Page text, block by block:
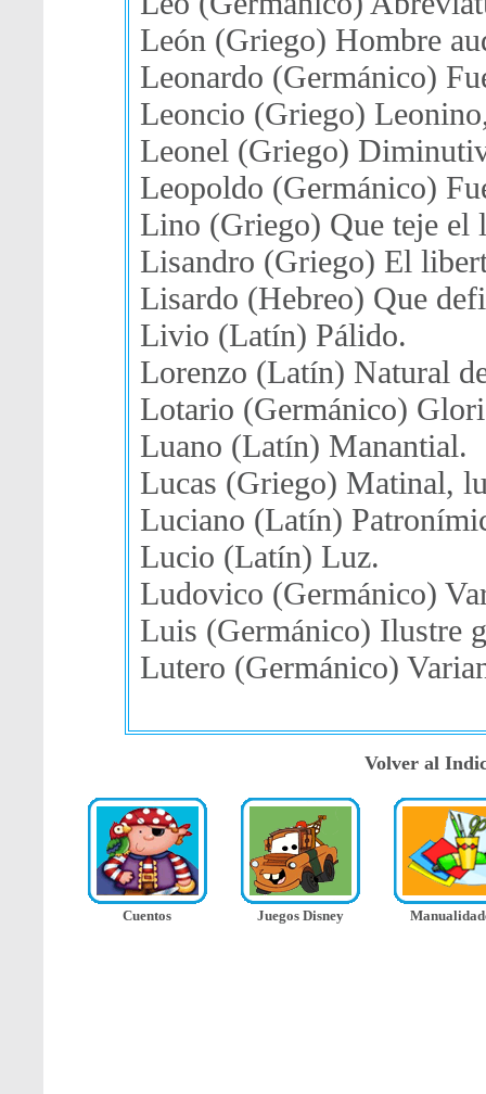
León (Griego) Hombre
Leonardo (Germánico)
Leoncio (Griego)
Leonel (Griego)
Leopoldo (Germánico)
Lino (Griego) Que teje el
Lisandro (Griego) El
Lisardo (Hebreo) Que
Livio (Latín) Pálido.
Lorenzo (Latín) Natural
Lotario (Germánico)
Luano (Latín) Manantial.
Lucas (Griego) Matinal,
Luciano (Latín)
Lucio (Latín) Luz.
Ludovico (Germánico)
Luis (Germánico) Ilustre
Lutero (Germánico)
Volver al
Cuentos Juegos Disney